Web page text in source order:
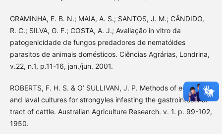
GRAMINHA, E. B. N.; MAIA, A. S.; SANTOS, J. M.; CÂNDIDO,
R. C.; SILVA, G. F.; COSTA, A. J.; Avaliação in vitro da
patogenicidade de fungos predadores de nematóides
parasitos de animais domésticos. Ciências Agrárias, Londrina,
v.22, n.1, p.11-16, jan./jun. 2001.
ROBERTS, F. H. S. & O’ SULLIVAN, J. P. Methods of egg couts
and laval cultures for strongyles infesting the gastrointestinal
tract of cattle. Australian Agriculture Research. v. 1. p. 99-102,
1950.